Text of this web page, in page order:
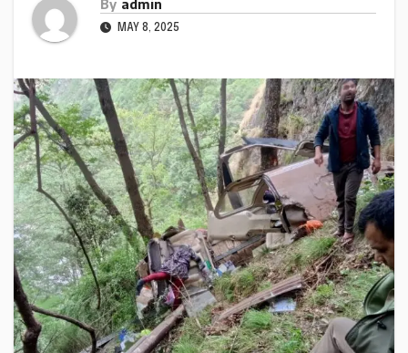
By admin
MAY 8, 2025